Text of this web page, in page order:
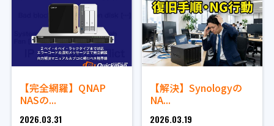
【完全網羅】QNAP
NASの...
2026.03.31
【解決】Synologyの
NA...
2026.03.19